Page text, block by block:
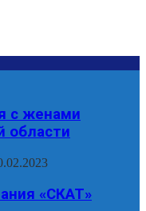
с женами
области
«СКАТ»